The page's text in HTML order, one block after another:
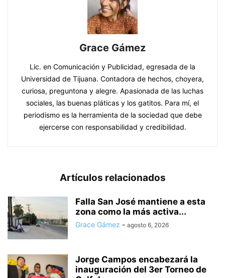
Grace Gámez
Lic. en Comunicación y Publicidad, egresada de la
Universidad de Tijuana. Contadora de hechos, choyera,
curiosa, preguntona y alegre. Apasionada de las luchas
sociales, las buenas pláticas y los gatitos. Para mí, el
periodismo es la herramienta de la sociedad que debe
ejercerse con responsabilidad y credibilidad.
Artículos relacionados
Falla San José mantiene a esta
zona como la más activa...
Grace Gámez - agosto 6, 2026
Jorge Campos encabezará la
inauguración del 3er Torneo de